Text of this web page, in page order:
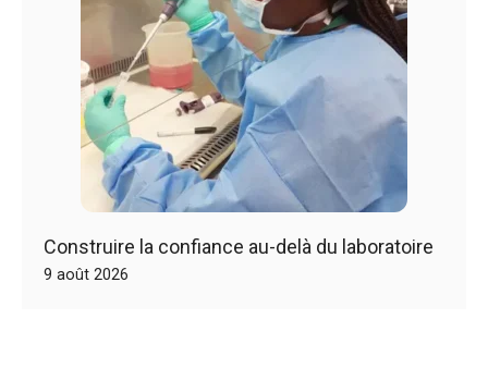
Construire la confiance au-delà du laboratoire
9 août 2026